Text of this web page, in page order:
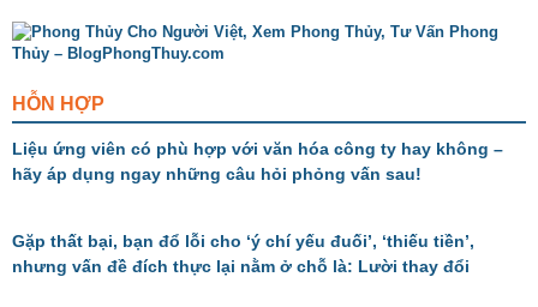
HỖN HỢP
Liệu ứng viên có phù hợp với văn hóa công ty hay không –
hãy áp dụng ngay những câu hỏi phỏng vấn sau!
Gặp thất bại, bạn đổ lỗi cho ‘ý chí yếu đuối’, ‘thiếu tiền’,
nhưng vấn đề đích thực lại nằm ở chỗ là: Lười thay đổi